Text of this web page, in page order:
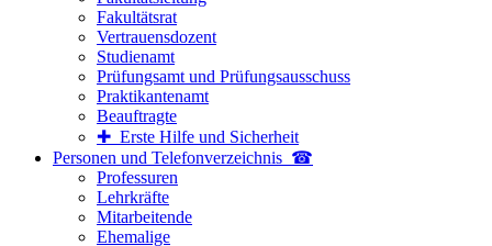
Fakultätsrat
Vertrauensdozent
Studienamt
Prüfungsamt und Prüfungsausschuss
Praktikantenamt
Beauftragte
✚ Erste Hilfe und Sicherheit
Personen und Telefon­verzeichnis ☎
Professuren
Lehrkräfte
Mitarbeitende
Ehemalige